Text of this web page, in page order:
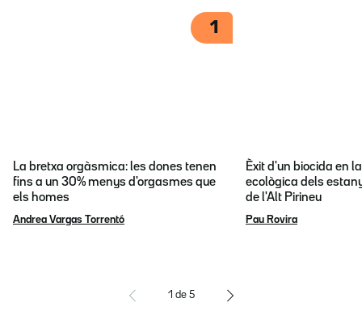
1
La bretxa orgàsmica: les dones tenen
fins a un 30% menys d'orgasmes que
els homes
Andrea Vargas Torrentó
Èxit d'un biocida en
ecològica dels
de l'Alt Pirineu
Pau Rovira
1 de 5